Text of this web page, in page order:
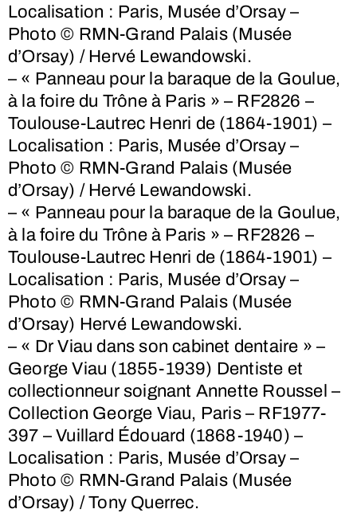
Localisation : Paris, Musée d’Orsay –
Photo © RMN-Grand Palais (Musée
d’Orsay) / Hervé Lewandowski.
– « Panneau pour la baraque de la Goulue,
à la foire du Trône à Paris » – RF2826 –
Toulouse-Lautrec Henri de (1864-1901) –
Localisation : Paris, Musée d’Orsay –
Photo © RMN-Grand Palais (Musée
d’Orsay) / Hervé Lewandowski.
– « Panneau pour la baraque de la Goulue,
à la foire du Trône à Paris » – RF2826 –
Toulouse-Lautrec Henri de (1864-1901) –
Localisation : Paris, Musée d’Orsay –
Photo © RMN-Grand Palais (Musée
d’Orsay) Hervé Lewandowski.
– « Dr Viau dans son cabinet dentaire » –
George Viau (1855-1939) Dentiste et
collectionneur soignant Annette Roussel –
Collection George Viau, Paris – RF1977-
397 – Vuillard Édouard (1868-1940) –
Localisation : Paris, Musée d’Orsay –
Photo © RMN-Grand Palais (Musée
d’Orsay) / Tony Querrec.